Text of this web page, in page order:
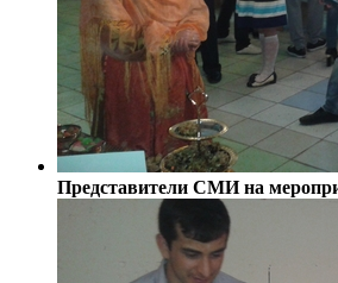
Представители СМИ на